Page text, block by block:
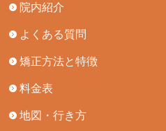
院内紹介
よくある質問
矯正方法と特徴
料金表
地図・行き方